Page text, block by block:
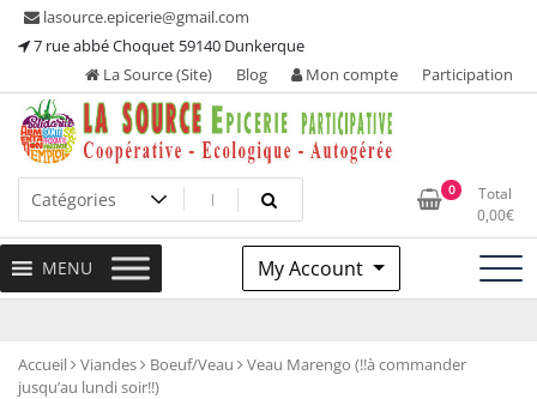
Skip lasource.epicerie@gmail.com
7 rue abbé Choquet 59140 Dunkerque
La Source (Site)
Blog Mon compte Participation
La Source – Epicerie
Participative
Ou tous les adhérents sont propriétaires et participent à la
maintenance de leur épicerie!
0
Total
0,00€
MENU My Account
Accueil Viandes Boeuf/Veau
Veau Marengo (!!à commander
jusqu’au lundi soir!!)